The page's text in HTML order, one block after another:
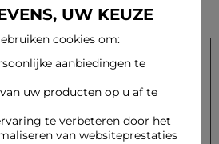
en ontvang onze speciale
aanbiedingen
Versturen
UW KEUZE
cookies om:
aanbiedingen te
uw producten op u af te
te verbeteren door het
van websiteprestaties